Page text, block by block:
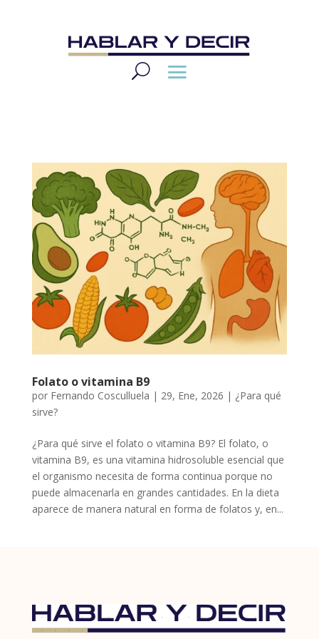
Folato o vitamina B9
por Fernando Cosculluela | 29, Ene, 2026 | ¿Para qué
sirve?
¿Para qué sirve el folato o vitamina B9? El folato, o
vitamina B9, es una vitamina hidrosoluble esencial que
el organismo necesita de forma continua porque no
puede almacenarla en grandes cantidades. En la dieta
aparece de manera natural en forma de folatos y, en...